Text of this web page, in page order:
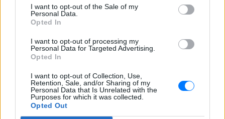
I want to opt-out of the Sale of my
Personal Data.
Opted In
I want to opt-out of processing my
Personal Data for Targeted Advertising.
Opted In
I want to opt-out of Collection, Use,
Retention, Sale, and/or Sharing of my
Personal Data that Is Unrelated with the
Purposes for which it was collected.
Opted Out
Γιατί δεν έσωσα το κουτάβι: Ο
ερευνητής που κατέγραφε τη
με αγέλη λύκων εξηγεί γιατί
δεν επενέβη
«Κρατάμε την επιστημονική απόσταση,
δεν είναι δυνατόν να πάω να επέμβω,
ούτε γίνεται να στείλω κάποιον
κτηνίατρο σε ένα μέρος όπου υπάρχει